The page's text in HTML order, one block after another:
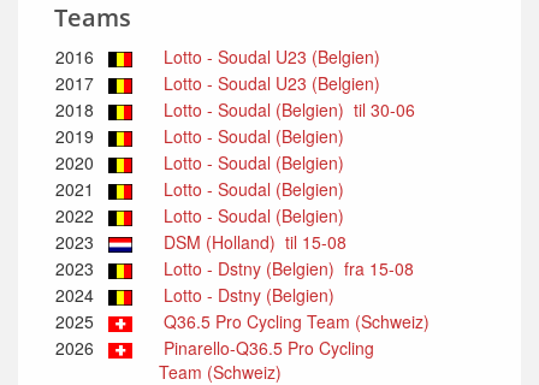
Teams
2016
Lotto - Soudal U23 (Belgien)
2017
Lotto - Soudal U23 (Belgien)
2018
Lotto - Soudal (Belgien) til 30-06
2019
Lotto - Soudal (Belgien)
2020
Lotto - Soudal (Belgien)
2021
Lotto - Soudal (Belgien)
2022
Lotto - Soudal (Belgien)
2023
DSM (Holland) til 15-08
2023
Lotto - Dstny (Belgien) fra 15-08
2024
Lotto - Dstny (Belgien)
2025
Q36.5 Pro Cycling Team (Schweiz)
2026
Pinarello-Q36.5 Pro Cycling
Team (Schweiz)